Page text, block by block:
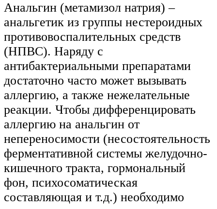
Анальгин (метамизол натрия) –
анальгетик из группы нестероидных
противовоспалительных средств
(НПВС). Наряду с
антибактериальными препаратами
достаточно часто может вызывать
аллергию, а также нежелательные
реакции. Чтобы дифференцировать
аллергию на анальгин от
непереносимости (несостоятельность
ферментативной системы желудочно-
кишечного тракта, гормональный
фон, психосоматическая
составляющая и т.д.) необходимо